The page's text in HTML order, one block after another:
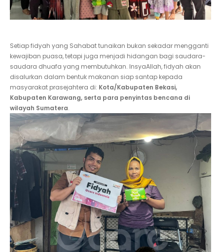
Setiap fidyah yang Sahabat tunaikan bukan sekadar mengganti
kewajiban puasa, tetapi juga menjadi hidangan bagi saudara-
saudara dhuafa yang membutuhkan. InsyaAllah, fidyah akan
disalurkan dalam bentuk makanan siap santap kepada
masyarakat prasejahtera di: Kota/Kabupaten Bekasi,
Kabupaten Karawang, serta para penyintas bencana di
wilayah Sumatera.